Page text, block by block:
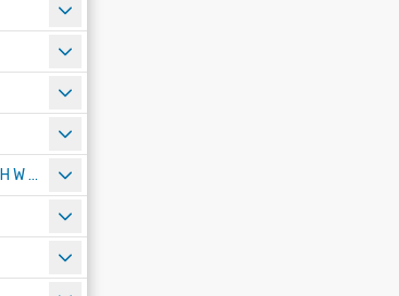
OCHRONA DANYCH OSOBOWYCH W URZĘDZIE MIASTA ŻORY - RODO